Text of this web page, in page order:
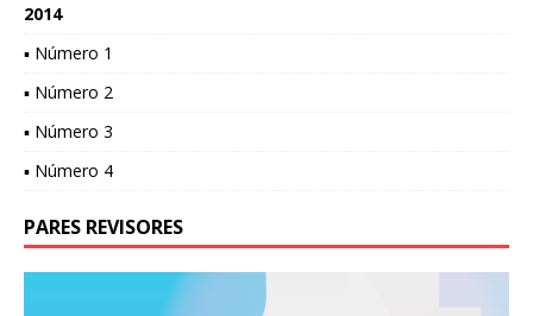
2014
▪ Número 1
▪ Número 2
▪ Número 3
▪ Número 4
PARES REVISORES